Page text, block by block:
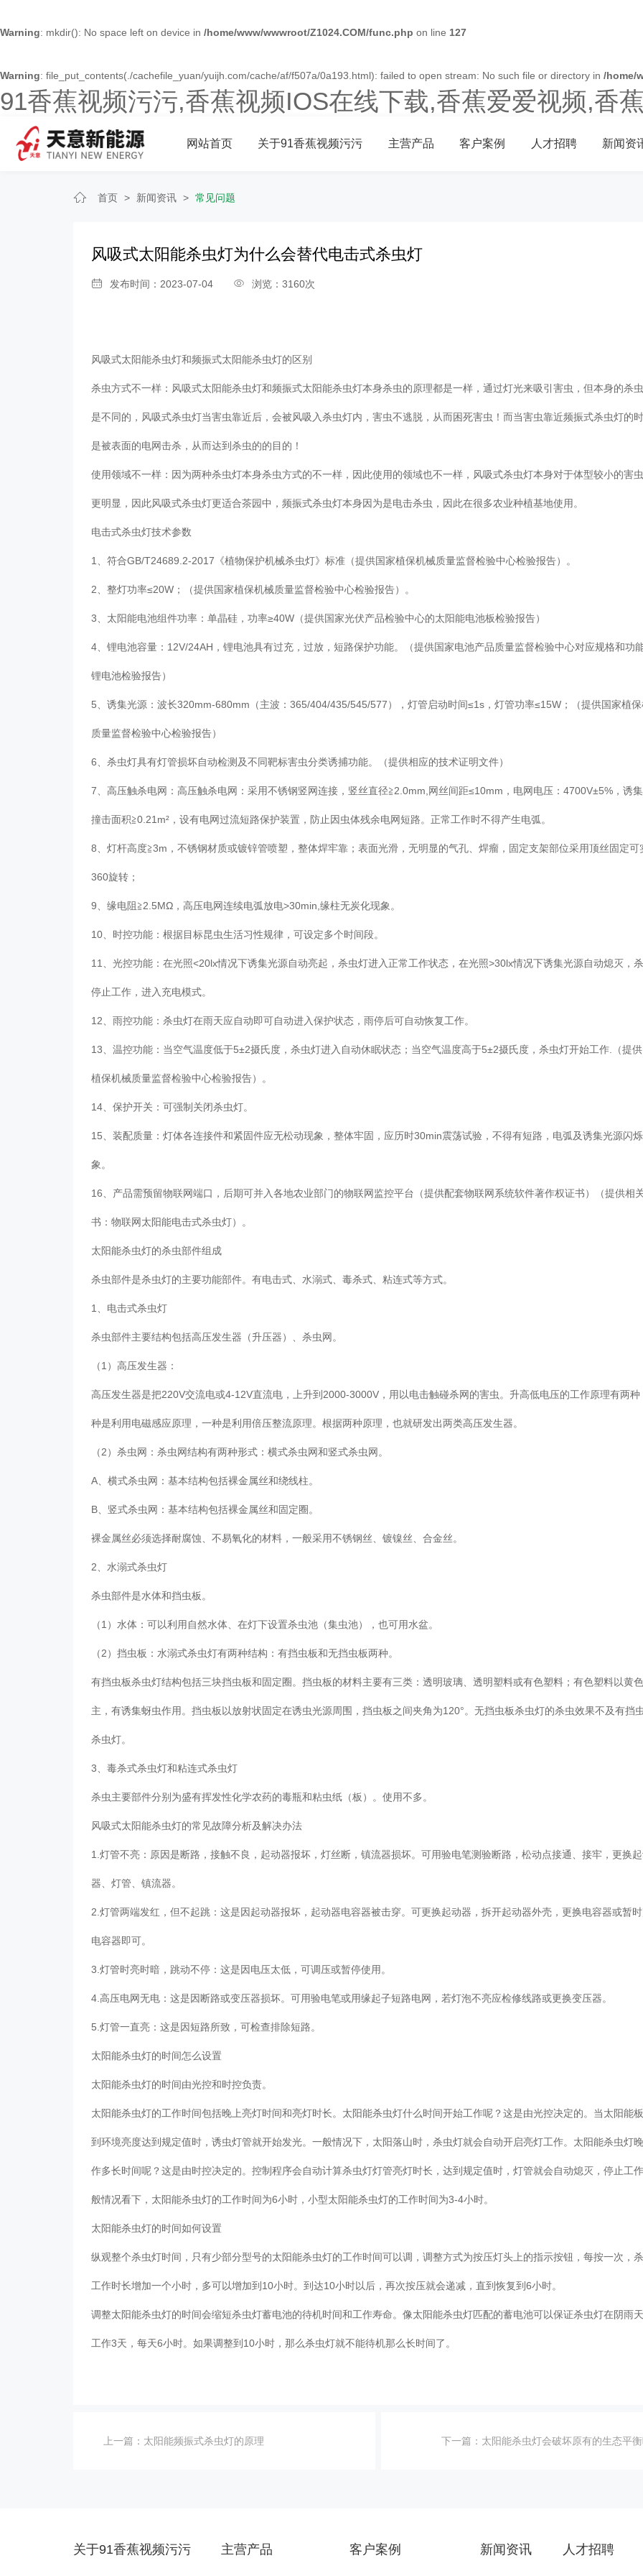
Warning: mkdir(): No space left on device in /home/www/wwwroot/Z1024.COM/func.php on line 127
Warning: file_put_contents(./cachefile_yuan/yuijh.com/cache/af/f507a/0a193.html): failed to open stream: No such file or directory in /home/
91香蕉视频污污,香蕉视频IOS在线下载,香蕉爱爱视频,香
网站首页 关于91香蕉视频污污 主营产品 客户案例 人才招聘 新闻资
首页 > 新闻资讯 > 常见问题
风吸式太阳能杀虫灯为什么会替代电击式杀虫灯
发布时间：2023-07-04 浏览：3160次
风吸式太阳能杀虫灯和频振式太阳能杀虫灯的区别
杀虫方式不一样：风吸式太阳能杀虫灯和频振式太阳能杀虫灯本身杀虫的原理都是一样，通过灯光来吸引害虫，但本身的杀
是不同的，风吸式杀虫灯当害虫靠近后，会被风吸入杀虫灯内，害虫不逃脱，从而困死害虫！而当害虫靠近频振式杀虫灯的
是被表面的电网击杀，从而达到杀虫的的目的！
使用领域不一样：因为两种杀虫灯本身杀虫方式的不一样，因此使用的领域也不一样，风吸式杀虫灯本身对于体型较小的害
更明显，因此风吸式杀虫灯更适合茶园中，频振式杀虫灯本身因为是电击杀虫，因此在很多农业种植基地使用。
电击式杀虫灯技术参数
1、符合GB/T24689.2-2017《植物保护机械杀虫灯》标准（提供国家植保机械质量监督检验中心检验报告）。
2、整灯功率≤20W；（提供国家植保机械质量监督检验中心检验报告）。
3、太阳能电池组件功率：单晶硅，功率≥40W（提供国家光伏产品检验中心的太阳能电池板检验报告）
4、锂电池容量：12V/24AH，锂电池具有过充，过放，短路保护功能。（提供国家电池产品质量监督检验中心对应规格和功
锂电池检验报告）
5、诱集光源：波长320mm-680mm（主波：365/404/435/545/577），灯管启动时间≤1s，灯管功率≤15W；（提供国家植
质量监督检验中心检验报告）
6、杀虫灯具有灯管损坏自动检测及不同靶标害虫分类诱捕功能。（提供相应的技术证明文件）
7、高压触杀电网：高压触杀电网：采用不锈钢竖网连接，竖丝直径≧2.0mm,网丝间距≤10mm，电网电压：4700V±5%，诱
撞击面积≧0.21m²，设有电网过流短路保护装置，防止因虫体残余电网短路。正常工作时不得产生电弧。
8、灯杆高度≧3m，不锈钢材质或镀锌管喷塑，整体焊牢靠；表面光滑，无明显的气孔、焊瘤，固定支架部位采用顶丝固定可
360旋转；
9、缘电阻≧2.5MΩ，高压电网连续电弧放电>30min,缘柱无炭化现象。
10、时控功能：根据目标昆虫生活习性规律，可设定多个时间段。
11、光控功能：在光照<20lx情况下诱集光源自动亮起，杀虫灯进入正常工作状态，在光照>30lx情况下诱集光源自动熄灭，
停止工作，进入充电模式。
12、雨控功能：杀虫灯在雨天应自动即可自动进入保护状态，雨停后可自动恢复工作。
13、温控功能：当空气温度低于5±2摄氏度，杀虫灯进入自动休眠状态；当空气温度高于5±2摄氏度，杀虫灯开始工作.（提
植保机械质量监督检验中心检验报告）。
14、保护开关：可强制关闭杀虫灯。
15、装配质量：灯体各连接件和紧固件应无松动现象，整体牢固，应历时30min震荡试验，不得有短路，电弧及诱集光源闪
象。
16、产品需预留物联网端口，后期可并入各地农业部门的物联网监控平台（提供配套物联网系统软件著作权证书）（提供相
书：物联网太阳能电击式杀虫灯）。
太阳能杀虫灯的杀虫部件组成
杀虫部件是杀虫灯的主要功能部件。有电击式、水溺式、毒杀式、粘连式等方式。
1、电击式杀虫灯
杀虫部件主要结构包括高压发生器（升压器）、杀虫网。
（1）高压发生器：
高压发生器是把220V交流电或4-12V直流电，上升到2000-3000V，用以电击触碰杀网的害虫。升高低电压的工作原理有两种
种是利用电磁感应原理，一种是利用倍压整流原理。根据两种原理，也就研发出两类高压发生器。
（2）杀虫网：杀虫网结构有两种形式：横式杀虫网和竖式杀虫网。
A、横式杀虫网：基本结构包括裸金属丝和绕线柱。
B、竖式杀虫网：基本结构包括裸金属丝和固定圈。
裸金属丝必须选择耐腐蚀、不易氧化的材料，一般采用不锈钢丝、镀镍丝、合金丝。
2、水溺式杀虫灯
杀虫部件是水体和挡虫板。
（1）水体：可以利用自然水体、在灯下设置杀虫池（集虫池），也可用水盆。
（2）挡虫板：水溺式杀虫灯有两种结构：有挡虫板和无挡虫板两种。
有挡虫板杀虫灯结构包括三块挡虫板和固定圈。挡虫板的材料主要有三类：透明玻璃、透明塑料或有色塑料；有色塑料以黄
主，有诱集蚜虫作用。挡虫板以放射状固定在诱虫光源周围，挡虫板之间夹角为120°。无挡虫板杀虫灯的杀虫效果不及有挡
杀虫灯。
3、毒杀式杀虫灯和粘连式杀虫灯
杀虫主要部件分别为盛有挥发性化学农药的毒瓶和粘虫纸（板）。使用不多。
风吸式太阳能杀虫灯的常见故障分析及解决办法
1.灯管不亮：原因是断路，接触不良，起动器报坏，灯丝断，镇流器损坏。可用验电笔测验断路，松动点接通、接牢，更换
器、灯管、镇流器。
2.灯管两端发红，但不起跳：这是因起动器报坏，起动器电容器被击穿。可更换起动器，拆开起动器外壳，更换电容器或暂
电容器即可。
3.灯管时亮时暗，跳动不停：这是因电压太低，可调压或暂停使用。
4.高压电网无电：这是因断路或变压器损坏。可用验电笔或用缘起子短路电网，若灯泡不亮应检修线路或更换变压器。
5.灯管一直亮：这是因短路所致，可检查排除短路。
太阳能杀虫灯的时间怎么设置
太阳能杀虫灯的时间由光控和时控负责。
太阳能杀虫灯的工作时间包括晚上亮灯时间和亮灯时长。太阳能杀虫灯什么时间开始工作呢？这是由光控决定的。当太阳能
到环境亮度达到规定值时，诱虫灯管就开始发光。一般情况下，太阳落山时，杀虫灯就会自动开启亮灯工作。太阳能杀虫灯
作多长时间呢？这是由时控决定的。控制程序会自动计算杀虫灯灯管亮灯时长，达到规定值时，灯管就会自动熄灭，停止工
般情况看下，太阳能杀虫灯的工作时间为6小时，小型太阳能杀虫灯的工作时间为3-4小时。
太阳能杀虫灯的时间如何设置
纵观整个杀虫灯时间，只有少部分型号的太阳能杀虫灯的工作时间可以调，调整方式为按压灯头上的指示按钮，每按一次，
工作时长增加一个小时，多可以增加到10小时。到达10小时以后，再次按压就会递减，直到恢复到6小时。
调整太阳能杀虫灯的时间会缩短杀虫灯蓄电池的待机时间和工作寿命。像太阳能杀虫灯匹配的蓄电池可以保证杀虫灯在阴雨
工作3天，每天6小时。如果调整到10小时，那么杀虫灯就不能待机那么长时间了。
上一篇： 太阳能频振式杀虫灯的原理 下一篇： 太阳能杀虫灯会破坏原有的生态平
关于91香蕉视频污污 主营产品 客户案例 新闻资讯 人才招聘